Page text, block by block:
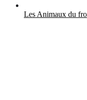
Les Animaux du